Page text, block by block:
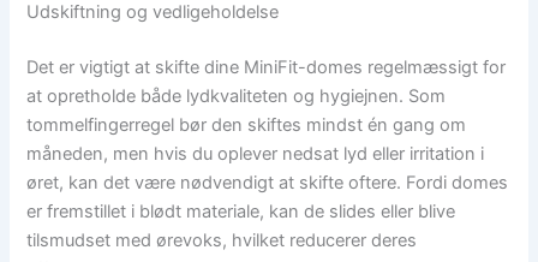
Udskiftning og vedligeholdelse
Det er vigtigt at skifte dine MiniFit-domes regelmæssigt for
at opretholde både lydkvaliteten og hygiejnen. Som
tommelfingerregel bør den skiftes mindst én gang om
måneden, men hvis du oplever nedsat lyd eller irritation i
øret, kan det være nødvendigt at skifte oftere. Fordi domes
er fremstillet i blødt materiale, kan de slides eller blive
tilsmudset med ørevoks, hvilket reducerer deres